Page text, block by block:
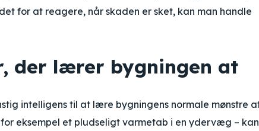
for at reagere, når skaden er sket, kan man handle
der lærer bygningen at
intelligens til at lære bygningens normale mønstre
eksempel et pludseligt varmetab i en ydervæg –